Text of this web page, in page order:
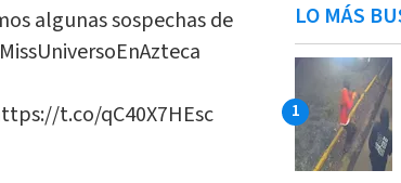
algunas sospechas de
t.co/qC40X7HEsc
LO MÁS